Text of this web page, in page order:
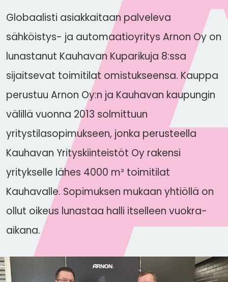
Globaalisti asiakkaitaan palveleva
sähköistys- ja automaatioyritys Arnon Oy on
lunastanut Kauhavan Kuparikuja 8:ssa
sijaitsevat toimitilat omistukseensa. Kauppa
perustuu Arnon Oy:n ja Kauhavan kaupungin
välillä vuonna 2013 solmittuun
yritystilasopimukseen, jonka perusteella
Kauhavan Yrityskiinteistöt Oy rakensi
yritykselle lähes 4000 m² toimitilat
Kauhavalle. Sopimuksen mukaan yhtiöllä on
ollut oikeus lunastaa halli itselleen vuokra-
aikana.